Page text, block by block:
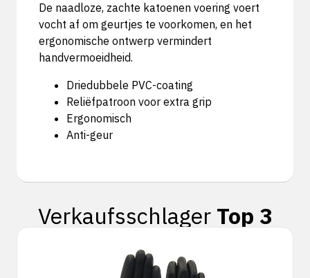
De naadloze, zachte katoenen voering voert
vocht af om geurtjes te voorkomen, en het
ergonomische ontwerp vermindert
handvermoeidheid.
Driedubbele PVC-coating
Reliëfpatroon voor extra grip
Ergonomisch
Anti-geur
Verkaufsschlager Top 3